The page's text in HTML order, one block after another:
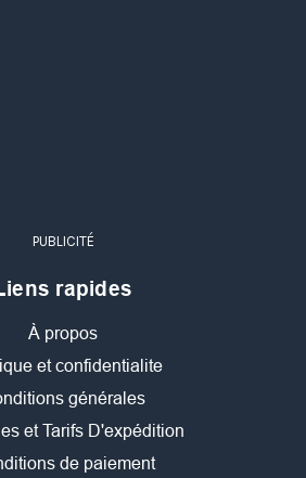
PUBLICITÉ
rapides
À propos
et confidentialite
générales
et Tarifs D'expédition
de paiement